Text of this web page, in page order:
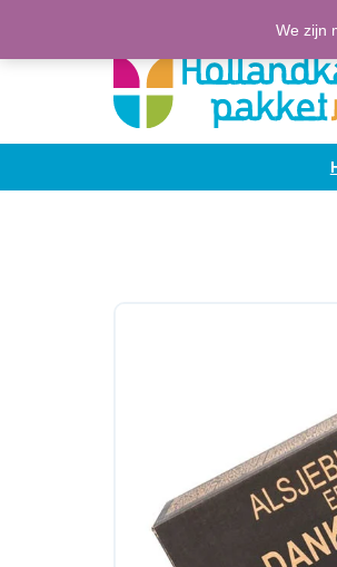
We zijn
(H)Eerlijke Hollandse